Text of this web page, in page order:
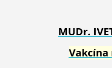
MUDr.